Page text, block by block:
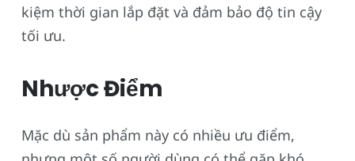
kiệm thời gian lắp đặt và đảm bảo độ tin cậy
tối ưu.
Nhược Điểm
Mặc dù sản phẩm này có nhiều ưu điểm,